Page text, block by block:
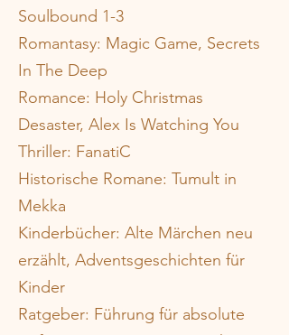
Soulbound 1-3
Romantasy: Magic Game, Secrets
In The Deep
Romance: Holy Christmas
Desaster, Alex Is Watching You
Thriller: FanatiC
Historische Romane: Tumult in
Mekka
Kinderbücher: Alte Märchen neu
erzählt, Adventsgeschichten für
Kinder
Ratgeber: Führung für absolute